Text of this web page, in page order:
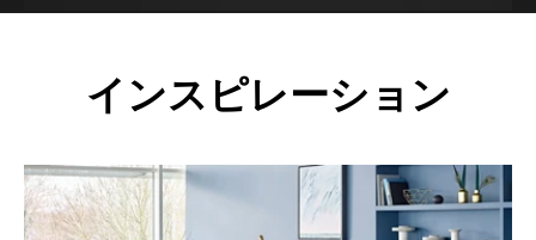
インスピレーション